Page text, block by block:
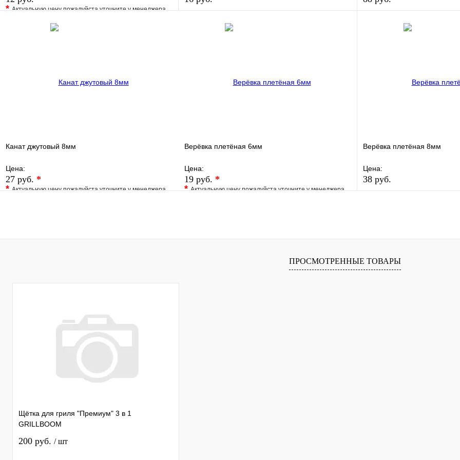
*Актуальную цену пожалуйста уточните у менеджера
В избранное
Купить в 1 клик Купить в 1 клик
Канат джутовый 8мм
Цена:
27 руб. *
*Актуальную цену пожалуйста уточните у менеджера
Верёвка плетёная 6мм
Цена:
19 руб. *
*Актуальную цену пожалуйста уточните у менеджера
Верёвка плетёная 8мм
Цена:
38 руб.
ПРОСМОТРЕННЫЕ ТОВАРЫ
Щётка для гриля "Премиум" 3 в 1
GRILLBOOM
200 руб. / шт